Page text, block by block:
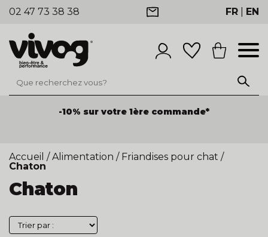
02 47 73 38 38 FR EN
-10% sur votre 1ère commande*
Accueil / Alimentation / Friandises pour chat /
Chaton
Chaton